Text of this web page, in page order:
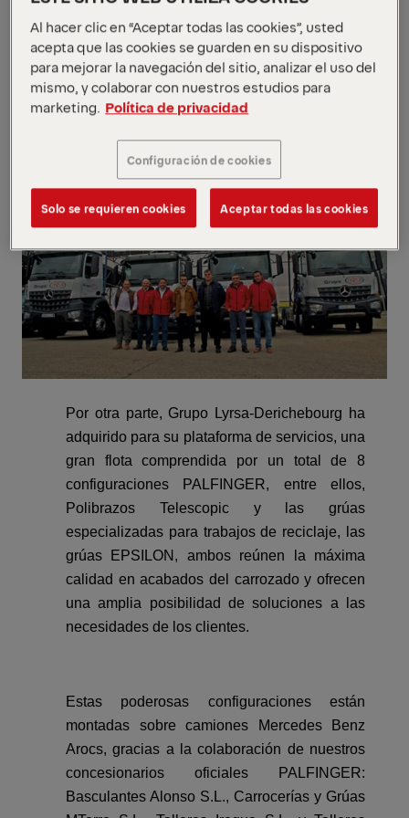
Recuperación y el Reciclaje ), GREMI(Gremi
de Recuperació de Catalunya ) y BIR(Bureau
of International Recycling).
Por otra parte, Grupo Lyrsa-Derichebourg ha
adquirido para su plataforma de servicios, una
gran flota comprendida por un total de 8
configuraciones PALFINGER, entre ellos,
Polibrazos Telescopic y las grúas
especializadas para trabajos de reciclaje, las
grúas EPSILON, ambos reúnen la máxima
calidad en acabados del carrozado y ofrecen
una amplia posibilidad de soluciones a las
necesidades de los clientes.
Estas poderosas configuraciones están
montadas sobre camiones Mercedes Benz
Arocs, gracias a la colaboración de nuestros
concesionarios oficiales PALFINGER:
Basculantes Alonso S.L., Carrocerías y Grúas
Al hacer clic en “Aceptar todas las cookies”, usted
acepta que las cookies se guarden en su dispositivo
para mejorar la navegación del sitio, analizar el uso del
mismo, y colaborar con nuestros estudios para
marketing. Política de privacidad
Configuración de cookies
Solo se requieren cookies Aceptar todas las cookies